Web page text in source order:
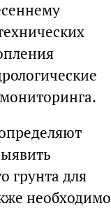
грунта для
необходимо